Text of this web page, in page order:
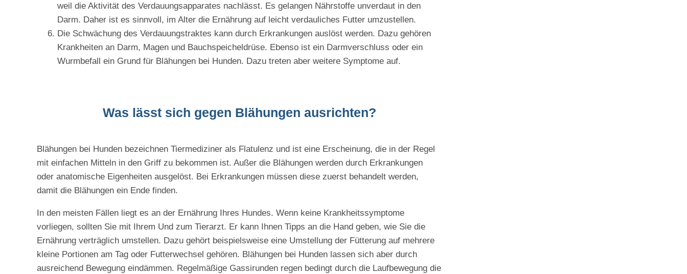
weil die Aktivität des Verdauungsapparates nachlässt. Es gelangen Nährstoffe unverdaut in den
Darm. Daher ist es sinnvoll, im Alter die Ernährung auf leicht verdauliches Futter umzustellen.
Die Schwächung des Verdauungstraktes kann durch Erkrankungen auslöst werden. Dazu gehören
Krankheiten an Darm, Magen und Bauchspeicheldrüse. Ebenso ist ein Darmverschluss oder ein
Wurmbefall ein Grund für Blähungen bei Hunden. Dazu treten aber weitere Symptome auf.
Was lässt sich gegen Blähungen ausrichten?
Blähungen bei Hunden bezeichnen Tiermediziner als Flatulenz und ist eine Erscheinung, die in der Regel
mit einfachen Mitteln in den Griff zu bekommen ist. Außer die Blähungen werden durch Erkrankungen
oder anatomische Eigenheiten ausgelöst. Bei Erkrankungen müssen diese zuerst behandelt werden,
damit die Blähungen ein Ende finden.
In den meisten Fällen liegt es an der Ernährung Ihres Hundes. Wenn keine Krankheitssymptome
vorliegen, sollten Sie mit Ihrem Und zum Tierarzt. Er kann Ihnen Tipps an die Hand geben, wie Sie die
Ernährung verträglich umstellen. Dazu gehört beispielsweise eine Umstellung der Fütterung auf mehrere
kleine Portionen am Tag oder Futterwechsel gehören. Blähungen bei Hunden lassen sich aber durch
ausreichend Bewegung eindämmen. Regelmäßige Gassirunden regen bedingt durch die Laufbewegung die